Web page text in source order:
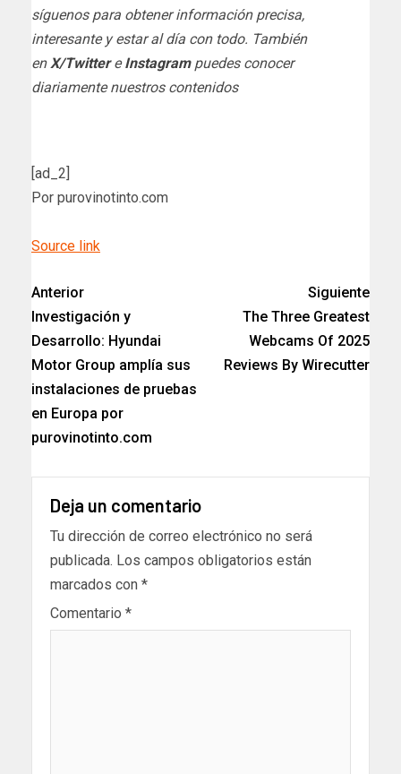
síguenos para obtener información precisa,
interesante y estar al día con todo. También
enX/TwittereInstagrampuedes conocer
diariamente nuestros contenidos
[ad_2]
Por purovinotinto.com
Source link
Anterior
Investigación y
Desarrollo: Hyundai
Motor Group amplía sus
instalaciones de pruebas
en Europa por
purovinotinto.com
Siguiente
The Three Greatest
Webcams Of 2025
Reviews By Wirecutter
Deja un comentario
Tu dirección de correo electrónico no será
publicada. Los campos obligatorios están
marcados con *
Comentario *